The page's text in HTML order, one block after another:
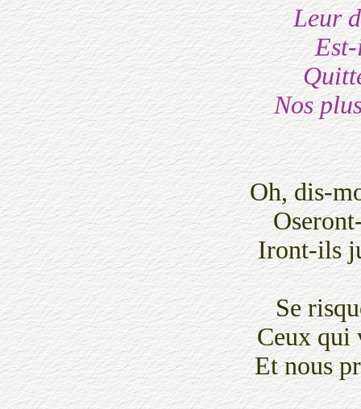
Leur
Nos
Oh, dis-
Iront-ils
Se
Ceux qui
Et nous